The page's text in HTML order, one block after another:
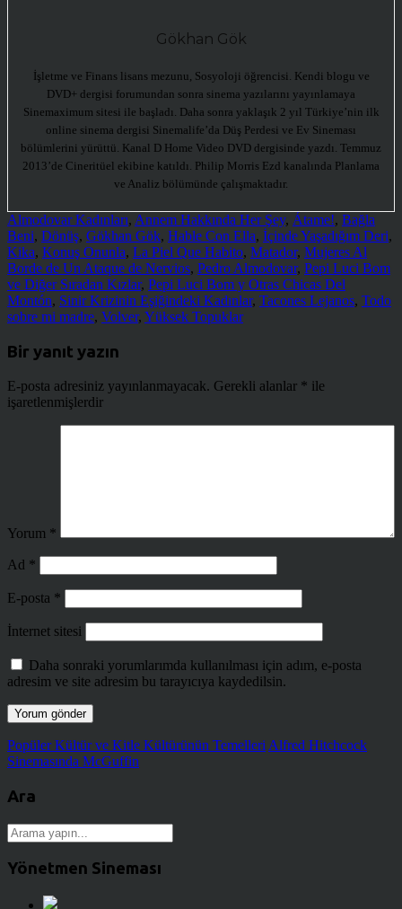
Gökhan Gök
İşletme ve Finans lisans mezunu, Sosyoloji öğrencisi. Kendi blogu ve
DVD+ dergisi forumundan sonra sinema yazılarını yayınlamaya
Sinemaximum sitesi ile başladı. Daha sonra yaklaşık 2 yıl Türkiye’nin ilk
online sinema dergisi Sinemalife’da Düş Perdesi ve Ev Sineması
bölümlerini yürüttü. Kanal D Home Video DVD dergisinde yazdı. Temmuz
2013’de Cineritüel ekibine katıldı. Philip Morris Ezd kanalında Planlama
ve Analiz bölümünde çalışmaktadır.
Almodovar Kadınları, Annem Hakkında Her Şey, Átame!, Bağla
Beni, Dönüş, Gökhan Gök, Hable Con Ella, İçinde Yaşadığım Deri,
Kika, Konuş Onunla, La Piel Que Habito, Matador, Mujeres Al
Borde de Un Ataque de Nervios, Pedro Almodovar, Pepi Luci Bom
ve Diğer Sıradan Kızlar, Pepi Luci Bom y Otras Chicas Del
Montón, Sinir Krizinin Eşiğindeki Kadınlar, Tacones Lejanos, Todo
sobre mi madre, Volver, Yüksek Topuklar
Bir yanıt yazın
E-posta adresiniz yayınlanmayacak. Gerekli alanlar * ile
işaretlenmişlerdir
Yorum *
Ad *
E-posta *
İnternet sitesi
Daha sonraki yorumlarımda kullanılması için adım, e-posta
adresim ve site adresim bu tarayıcıya kaydedilsin.
Popüler Kültür ve Kitle Kültürünün Temelleri Alfred Hitchcock
Sinemasında McGuffin
Ara
Yönetmen Sineması